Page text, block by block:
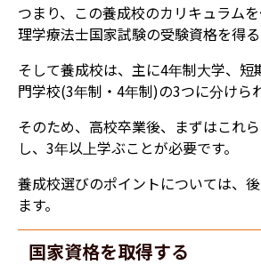
つまり、この養成校のカリキュラムを
理学療法士国家試験の受験資格を得る
そして養成校は、主に4年制大学、短
門学校(3年制・4年制)の3つに分けら
そのため、高校卒業後、まずはこれ
し、3年以上学ぶことが必要です。
養成校選びのポイントについては、
ます。
国家資格を取得する​